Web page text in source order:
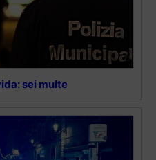
sei multe